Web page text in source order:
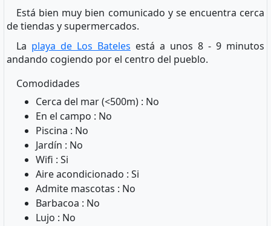
Está bien muy bien comunicado y se encuentra cerca
de tiendas y supermercados.
La playa de Los Bateles está a unos 8 - 9 minutos
andando cogiendo por el centro del pueblo.
Comodidades
Cerca del mar (<500m) : No
En el campo : No
Piscina : No
Jardín : No
Wifi : Si
Aire acondicionado : Si
Admite mascotas : No
Barbacoa : No
Lujo : No